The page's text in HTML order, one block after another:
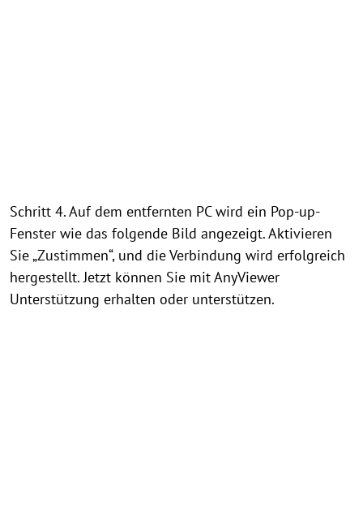
Schritt 4. Auf dem entfernten PC wird ein Pop-up-
Fenster wie das folgende Bild angezeigt. Aktivieren
Sie „Zustimmen“, und die Verbindung wird erfolgreich
hergestellt. Jetzt können Sie mit AnyViewer
Unterstützung erhalten oder unterstützen.